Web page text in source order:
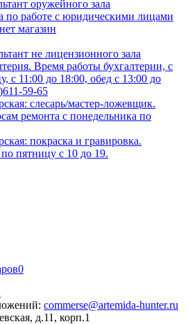
оружейного зала
по работе с юридическими лицами
магазин
не лицензионного зала
Время работы бухгалтерии, с
с 11:00 до 18:00, обед с 13:00 до
59-65
слесарь/мастер-ложевщик.
ремонта с понедельника по
покраска и гравировка.
пятницу с 10 до 19.
0
commerse@artemida-hunter.ru
д.11, корп.1